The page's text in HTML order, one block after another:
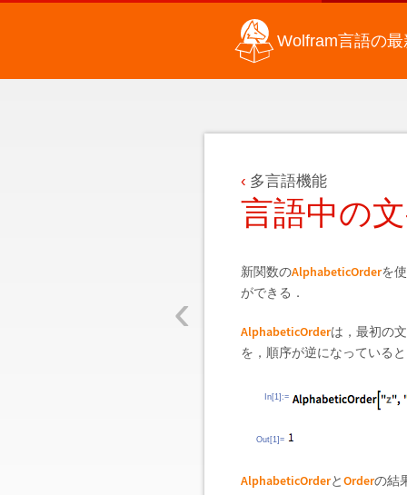
Wolfram言語の
‹
多言語機能
言語中の
新関数のAlphabeticOrderを
ができる．
AlphabeticOrderは，最初の
を，順序が逆になっている
In[1]:=
Out[1]=
AlphabeticOrderとOrderの結